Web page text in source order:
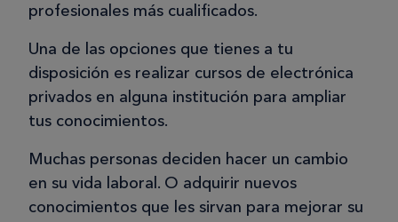
profesionales más cualificados.
Una de las opciones que tienes a tu
disposición es realizar cursos de electrónica
privados en alguna institución para ampliar
tus conocimientos.
Muchas personas deciden hacer un cambio
en su vida laboral. O adquirir nuevos
conocimientos que les sirvan para mejorar su